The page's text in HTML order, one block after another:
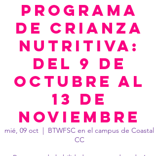
Programa
de Crianza
Nutritiva:
del 9 de
octubre al
13 de
noviembre
mié, 09 oct
  |
BTWFSC en el campus de Coastal
CC